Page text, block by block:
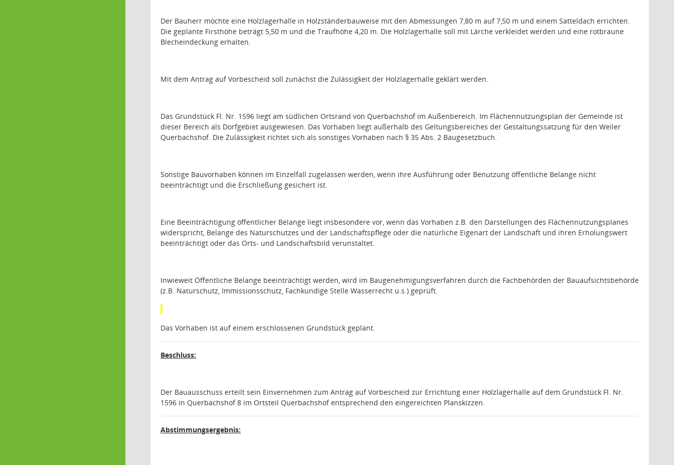
Der Bauherr möchte eine Holzlagerhalle in Holzständerbauweise mit den Abmessungen 7,80 m auf 7,50 m und einem Satteldach errichten.
Die geplante Firsthöhe beträgt 5,50 m und die Traufhöhe 4,20 m. Die Holzlagerhalle soll mit Lärche verkleidet werden und eine rotbraune
Blecheindeckung erhalten.
Mit dem Antrag auf Vorbescheid soll zunächst die Zulässigkeit der Holzlagerhalle geklärt werden.
Das Grundstück Fl. Nr. 1596 liegt am südlichen Ortsrand von Querbachshof im Außenbereich. Im Flächennutzungsplan der Gemeinde ist
dieser Bereich als Dorfgebiet ausgewiesen. Das Vorhaben liegt außerhalb des Geltungsbereiches der Gestaltungssatzung für den Weiler
Querbachshof. Die Zulässigkeit richtet sich als sonstiges Vorhaben nach § 35 Abs. 2 Baugesetzbuch.
Sonstige Bauvorhaben können im Einzelfall zugelassen werden, wenn ihre Ausführung oder Benutzung öffentliche Belange nicht
beeinträchtigt und die Erschließung gesichert ist.
Eine Beeinträchtigung öffentlicher Belange liegt insbesondere vor, wenn das Vorhaben z.B. den Darstellungen des Flächennutzungsplanes
widerspricht, Belange des Naturschutzes und der Landschaftspflege oder die natürliche Eigenart der Landschaft und ihren Erholungswert
beeinträchtigt oder das Orts- und Landschaftsbild verunstaltet.
Inwieweit Öffentliche Belange beeinträchtigt werden, wird im Baugenehmigungsverfahren durch die Fachbehörden der Bauaufsichtsbehörde
(z.B. Naturschutz, Immissionsschutz, Fachkundige Stelle Wasserrecht u.s.) geprüft.
Das Vorhaben ist auf einem erschlossenen Grundstück geplant.
Beschluss:
Der Bauausschuss erteilt sein Einvernehmen zum Antrag auf Vorbescheid zur Errichtung einer Holzlagerhalle auf dem Grundstück Fl. Nr.
1596 in Querbachshof 8 im Ortsteil Querbachshof entsprechend den eingereichten Planskizzen.
Abstimmungsergebnis: